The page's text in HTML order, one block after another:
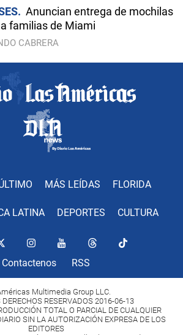
Anuncian entrega de mochilas
familias de Miami
CABRERA
MÁS LEÍDAS FLORIDA
LATINA DEPORTES CULTURA
Contactenos RSS
Multimedia Group LLC.
RESERVADOS 2016-06-13
TOTAL O PARCIAL DE CUALQUIER
SIN LA AUTORIZACIÓN EXPRESA DE LOS
EDITORES